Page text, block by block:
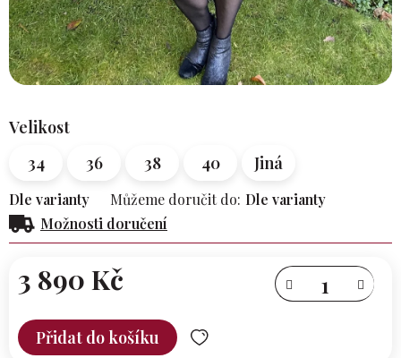
Velikost
34
36 38 40 Jiná
Dle varianty Můžeme doručit do: Dle varianty
Možnosti doručení
3 890 Kč
cena:
Přidat do košíku